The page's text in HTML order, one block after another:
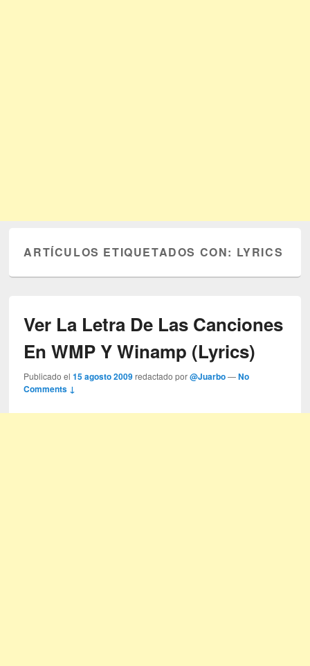
ARTÍCULOS ETIQUETADOS CON: LYRICS
Ver La Letra De Las Canciones
En WMP Y Winamp (Lyrics)
Publicado el15 agosto 2009 redactado por@Juarbo —No
Comments ↓